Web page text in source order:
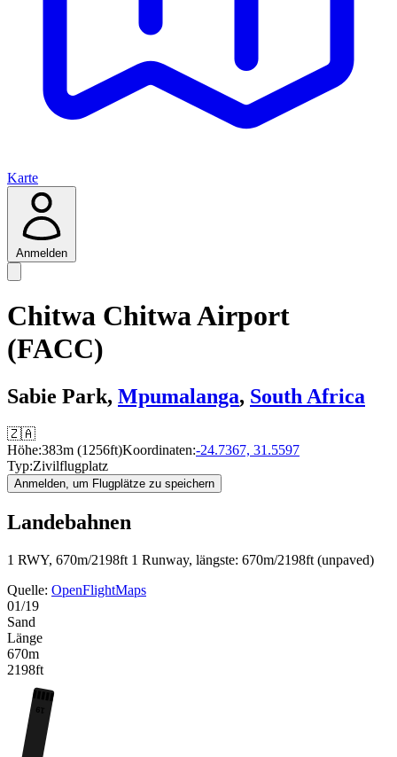
Karte
Anmelden
Chitwa Chitwa Airport
(FACC)
Sabie Park, Mpumalanga, South Africa
🇿🇦
Höhe:383m (1256ft)Koordinaten:-24.7367, 31.5597
Typ:Zivilflugplatz
Anmelden, um Flugplätze zu speichern
Landebahnen
1 RWY, 670m/2198ft 1 Runway, längste: 670m/2198ft (unpaved)
Quelle: OpenFlightMaps
01/19
Sand
Länge
670m
2198ft
19